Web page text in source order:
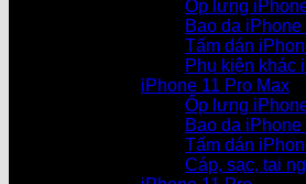
Ốp lưng
Bao da iPhone
Tấm dán
Phụ kiện khác
iPhone 11 Pro Max
Ốp lưng
Bao da iPhone
Tấm dán
Cáp, sạc, tai